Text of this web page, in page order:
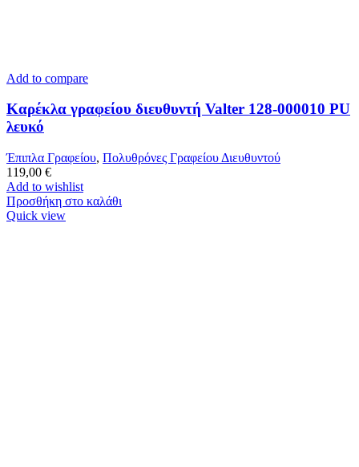
Add to compare
Καρέκλα γραφείου διευθυντή Valter 128-000010 PU
λευκό
Έπιπλα Γραφείου, Πολυθρόνες Γραφείου Διευθυντού
119,00 €
Add to wishlist
Προσθήκη στο καλάθι
Quick view